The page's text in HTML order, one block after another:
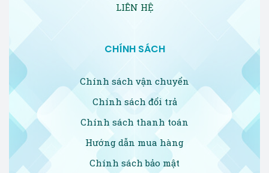
LIÊN HỆ
CHÍNH SÁCH
Chính sách vận chuyển
Chính sách đổi trả
Chính sách thanh toán
Hướng dẫn mua hàng
Chính sách bảo mật